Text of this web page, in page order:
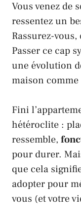
Vous venez de
ressentez un
Rassurez-
Passer ce cap
une évolution
maison
Fini
hétéroclite :
ressemble,
pour durer.
que cela
adopter pour
vous (et votre